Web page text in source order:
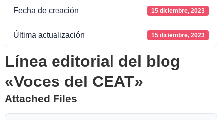
Fecha de creación 15 diciembre, 2023
Última actualización 15 diciembre, 2023
Línea editorial del blog
«Voces del CEAT»
Attached Files